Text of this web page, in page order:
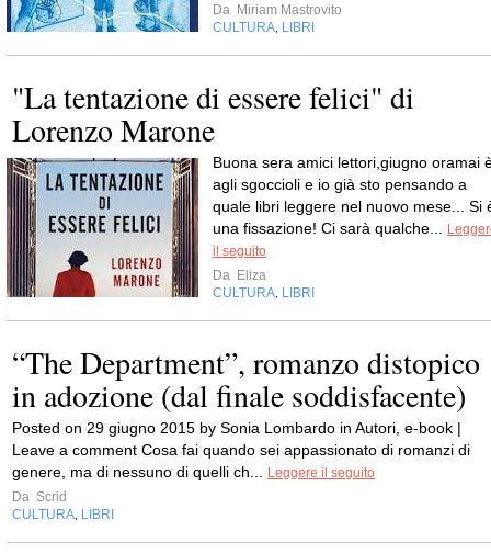
Da Miriam Mastrovito
CULTURA LIBRI
"La tentazione di essere felici" di
Lorenzo Marone
Buona sera amici lettori,giugno oramai
agli sgoccioli e io già sto pensando a
quale libri leggere nel nuovo mese... Si
una fissazione! Ci sarà qualche...
il seguito
Da Eliza
CULTURA LIBRI
“The Department”, romanzo distopico
in adozione (dal finale soddisfacente)
Posted on 29 giugno 2015 by Sonia Lombardo in Autori, e-book |
Leave a comment Cosa fai quando sei appassionato di romanzi di
genere, ma di nessuno di quelli ch...
Leggere il seguito
Da Scrid
CULTURA LIBRI